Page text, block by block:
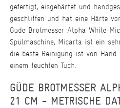
gefertigt, eisgehärtet und
geschliffen und hat eine Härte
Güde Brotmesser Alpha White
Spülmaschine, Micarta ist ein
die beste Reinigung ist von
einem feuchten Tuch.
GÜDE BROTMESSER
21 CM - METRISCHE